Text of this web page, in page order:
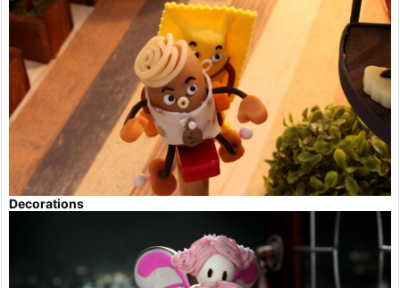
Decorations